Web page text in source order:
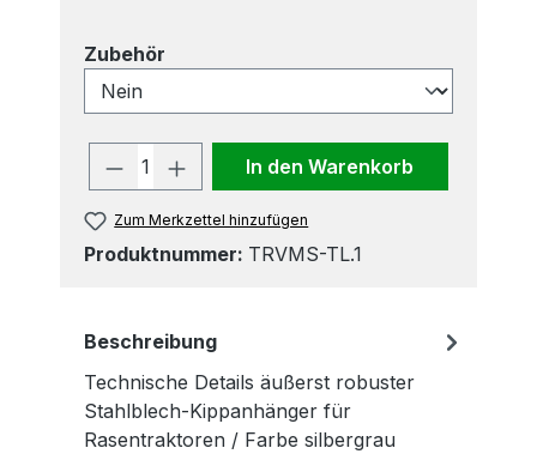
Zubehör
Produkt Anzahl: Gib den
In den Warenkorb
Zum Merkzettel hinzufügen
Produktnummer: TRVMS-TL.1
Beschreibung
Technische Details äußerst robuster
Stahlblech-Kippanhänger für
Rasentraktoren / Farbe silbergrau